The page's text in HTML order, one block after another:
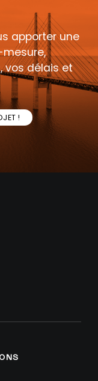
apporter une
vos délais et
!